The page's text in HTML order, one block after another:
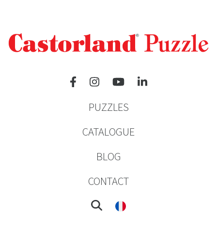
PUZZLES
CATALOGUE
BLOG
CONTACT